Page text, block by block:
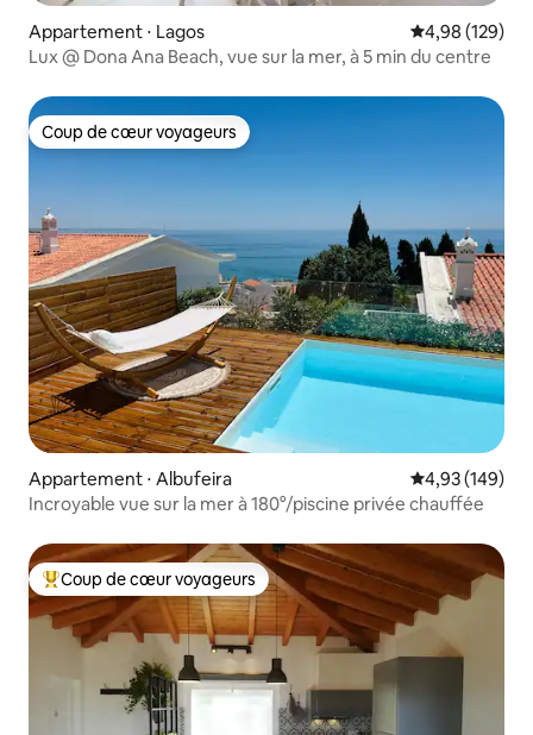
Appartement ⋅ Lagos Évaluation
4,98 (129)
Lux @ Dona Ana Beach, vue sur la mer, à 5 min du centre
Coup de cœur voyageurs
Coup de cœur voyageurs
Appartement ⋅ Albufeira Évaluation
4,93 (149)
Incroyable vue sur la mer à 180°/piscine privée chauffée
Coups de cœur voyageurs les plus appréciés
Coup de cœur voyageurs